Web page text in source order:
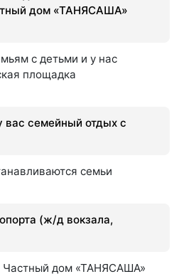
дом «ТАНЯСАША»
с детьми и у нас
площадка
вас семейный отдых с
семьи
(ж/д вокзала,
Частный дом «ТАНЯСАША»